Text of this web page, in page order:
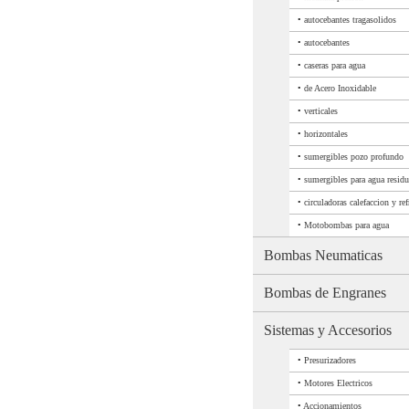
• autocebantes tragasolidos
• autocebantes
• caseras para agua
• de Acero Inoxidable
• verticales
• horizontales
• sumergibles pozo profundo
• sumergibles para agua
• circuladoras calefaccion y
• Motobombas para agua
Bombas Neumaticas
Bombas de Engranes
Sistemas y Accesorios
• Presurizadores
• Motores Electricos
• Accionamientos